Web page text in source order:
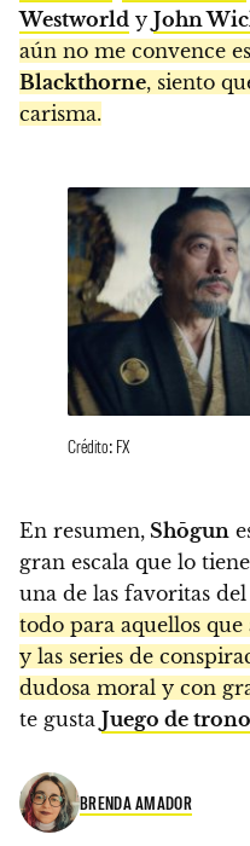
Westworld y John
aún no me convence es
Blackthorne, siento
carisma.
Crédito: FX
En resumen, Shōgun
gran escala que lo
una de las favoritas
todo para aquellos
y las series de
dudosa moral y con
te gusta Juego de
BRENDA AMADOR